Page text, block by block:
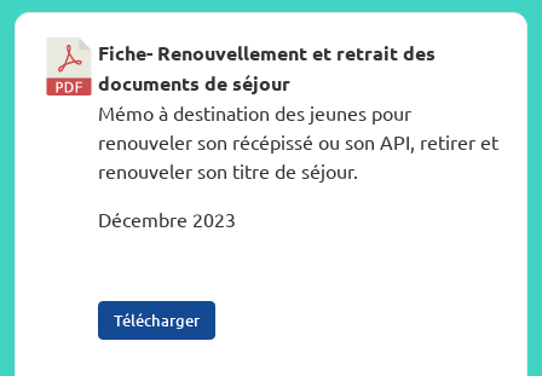
Fiche- Renouvellement et retrait des
documents de séjour
Mémo à destination des jeunes pour
renouveler son récépissé ou son API, retirer et
renouveler son titre de séjour.
Décembre 2023
Télécharger